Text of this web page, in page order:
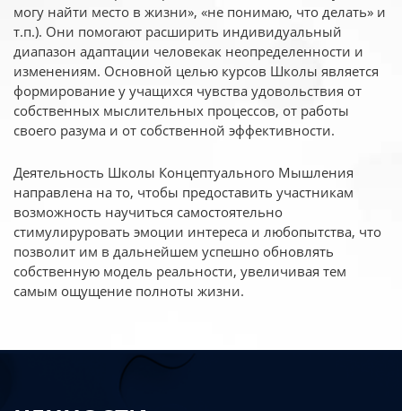
могу найти место в жизни», «не понимаю, что делать» и
т.п.). Они помогают расширить индивидуальный
диапазон адаптации человекак неопределенности и
изменениям. Основной целью курсов Школы является
формирование у учащихся чувства удовольствия от
собственных мыслительных процессов, от работы
своего разума и от собственной эффективности.
Деятельность Школы Концептуального Мышления
направлена на то, чтобы предоставить участникам
возможность научиться самостоятельно
стимулируровать эмоции интереса и любопытства, что
позволит им в дальнейшем успешно обновлять
собственную модель реальности, увеличивая тем
самым ощущение полноты жизни.